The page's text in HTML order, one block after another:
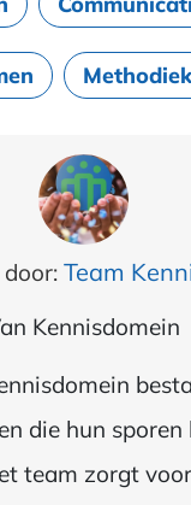
door: Team
Kennisdomein
die hun sporen
team zorgt